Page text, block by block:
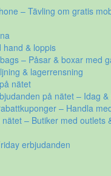
– Tävling om gratis
hand & loppis
– Påsar & boxar med
& lagerrensning
nätet
på nätet – Idag &
– Handla
nätet – Butiker med outlets
erbjudanden